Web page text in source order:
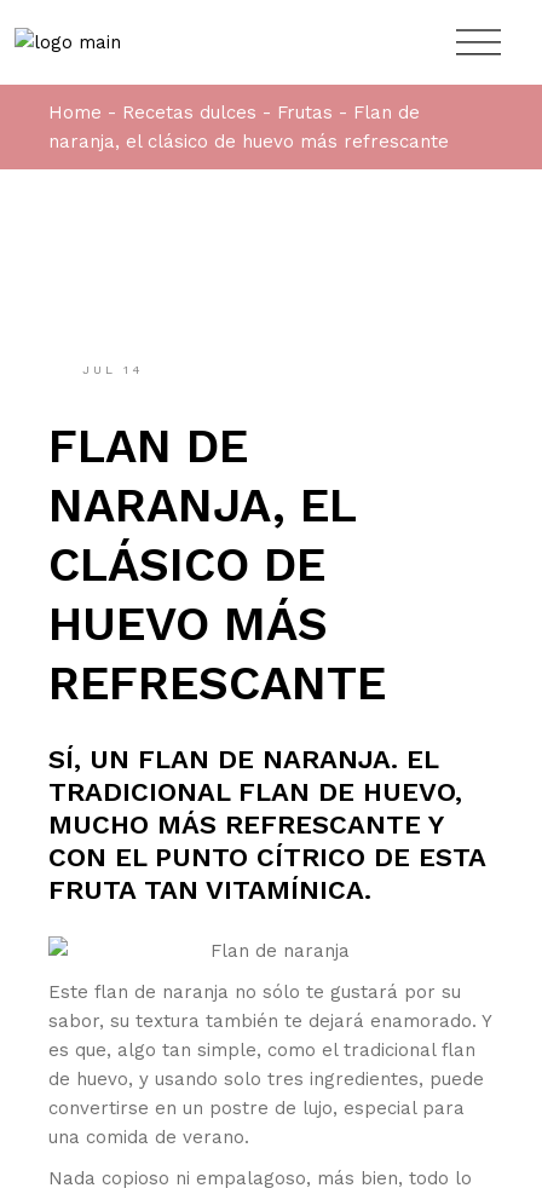
Home Recetas dulces Frutas
Flan de
naranja, el clásico de huevo más refrescante
JUL 14
FLAN DE
NARANJA, EL
CLÁSICO DE
HUEVO MÁS
REFRESCANTE
SÍ, UN FLAN DE NARANJA. EL
TRADICIONAL FLAN DE HUEVO,
MUCHO MÁS REFRESCANTE Y
CON EL PUNTO CÍTRICO DE ESTA
FRUTA TAN VITAMÍNICA.
Este flan de naranja no sólo te gustará por su
sabor, su textura también te dejará enamorado. Y
es que, algo tan simple, como el tradicional flan
de huevo, y usando solo tres ingredientes, puede
convertirse en un postre de lujo, especial para
una comida de verano.
Nada copioso ni empalagoso, más bien, todo lo